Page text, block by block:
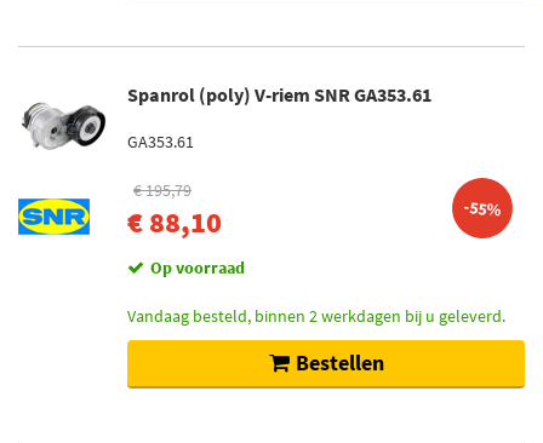
Spanrol (poly) V-riem SNR GA353.61
GA353.61
€ 195,79
€ 88,10 -55%
Op voorraad
Vandaag besteld, binnen 2 werkdagen bij u geleverd.
Bestellen